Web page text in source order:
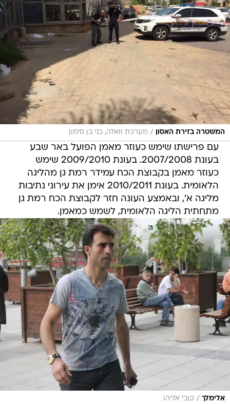
המשטרה בזירת האסון / מערכת וואלה, בני בן סימון
עם פרישתו שימש כעוזר מאמן הפועל באר שבע
בעונת 2007/2008. בעונת 2009/2010 שימש
כעוזר מאמן בקבוצת הכח עמידר רמת גן מהליגה
הלאומית. בעונת 2010/2011 אימן את עירוני נתיבות
מליגה א', ובאמצע העונה חזר לקבוצת הכח רמת גן
מתחתית הליגה הלאומית, לשמש כמאמן.
אלימלך / קובי אליהו